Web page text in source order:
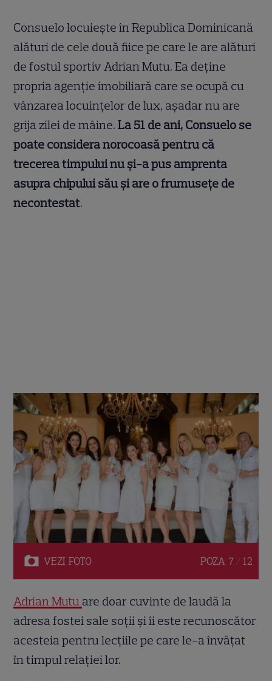
Consuelo locuiește în Republica Dominicană
alături de cele două fiice pe care le are alături
de fostul sportiv Adrian Mutu. Ea deține
propria agenție imobiliară care se ocupă cu
vânzarea locuințelor de lux, așadar nu are
grija zilei de mâine.La 51 de ani, Consuelo se
poate considera norocoasă pentru că
trecerea timpului nu și-a pus amprenta
asupra chipului său și are o frumusețe de
necontestat.
VEZI FOTO POZA 7 / 12
Adrian Mutu are doar cuvinte de laudă la
adresa fostei sale soții și îi este recunoscător
acesteia pentru lecțiile pe care le-a învățat
în timpul relației lor.